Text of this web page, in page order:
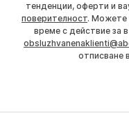
тенденции, оферти и
поверителност. Можете
време с действие за
отписване